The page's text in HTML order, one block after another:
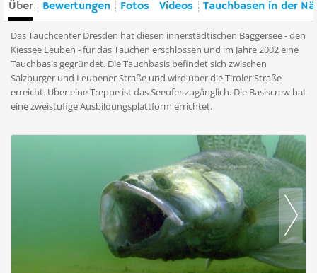
Über Bewertungen Fotos Videos Tauchbasen in der
Das Tauchcenter Dresden hat diesen innerstädtischen Baggersee - den
Kiessee Leuben - für das Tauchen erschlossen und im Jahre 2002 eine
Tauchbasis gegründet. Die Tauchbasis befin­det sich zwischen
Salzburger und Leubener Straße und wird über die Tiroler Stra­ße
erreicht. Über eine Treppe ist das Seeufer zugänglich. Die Basiscrew hat
eine zweistufige Ausbildungsplattform errichtet.